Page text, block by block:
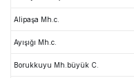
Alipaşa Mh.c.
Ayışığı Mh.c.
Borukkuyu Mh.büyük C.